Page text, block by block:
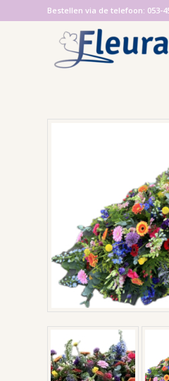
Bestellen via de telefoon: 053-